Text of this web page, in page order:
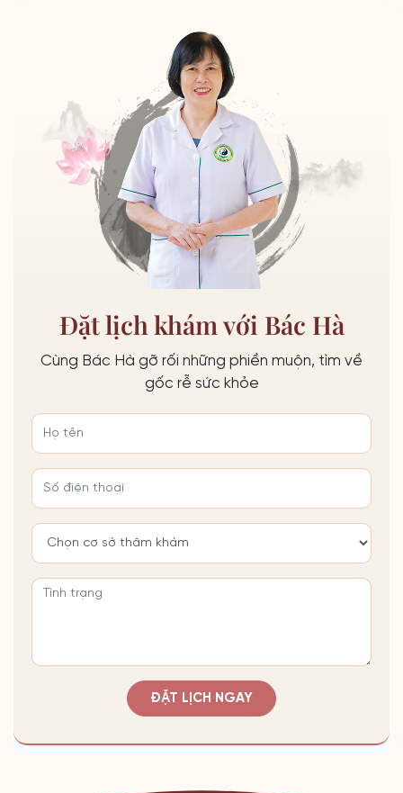
Đặt lịch khám với Bác Hà
Cùng Bác Hà gỡ rối những phiền muộn, tìm về
gốc rễ sức khỏe
ĐẶT LỊCH NGAY